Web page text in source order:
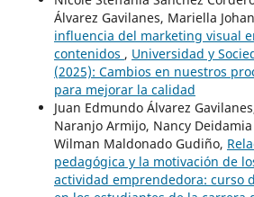
Álvarez Gavilanes, Mariella
influencia del marketing visual
contenidos , Universidad y
(2025): Cambios en nuestros
para mejorar la calidad
Juan Edmundo Álvarez
Naranjo Armijo, Nancy
Wilman Maldonado Gudiño,
pedagógica y la motivación de
actividad emprendedora: curso